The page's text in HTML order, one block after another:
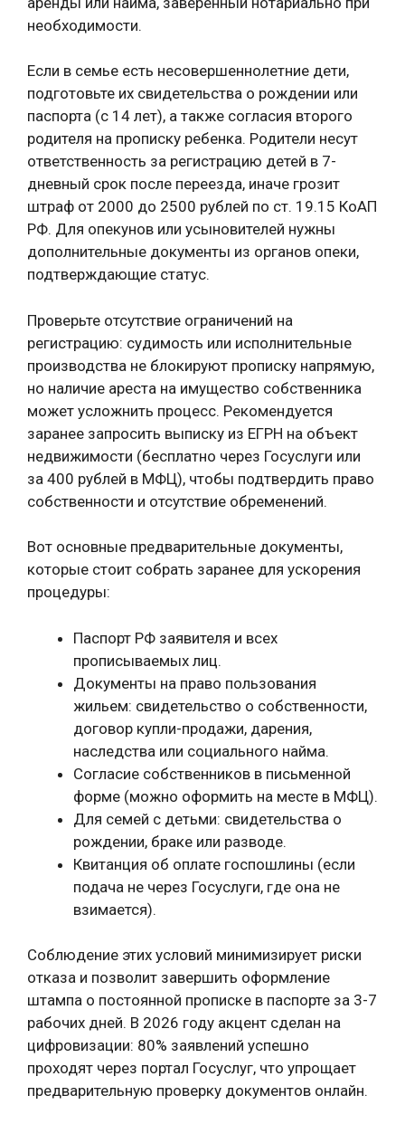
необходимости.
Если в семье есть несовершеннолетние дети,
подготовьте их свидетельства о рождении или
паспорта (с 14 лет), а также согласия второго
родителя на прописку ребенка. Родители несут
ответственность за регистрацию детей в 7-
дневный срок после переезда, иначе грозит
штраф от 2000 до 2500 рублей по ст. 19.15 КоАП
РФ. Для опекунов или усыновителей нужны
дополнительные документы из органов опеки,
подтверждающие статус.
Проверьте отсутствие ограничений на
регистрацию: судимость или исполнительные
производства не блокируют прописку напрямую,
но наличие ареста на имущество собственника
может усложнить процесс. Рекомендуется
заранее запросить выписку из ЕГРН на объект
недвижимости (бесплатно через Госуслуги или
за 400 рублей в МФЦ), чтобы подтвердить право
собственности и отсутствие обременений.
Вот основные предварительные документы,
которые стоит собрать заранее для ускорения
процедуры:
Паспорт РФ заявителя и всех
прописываемых лиц.
Документы на право пользования
жильем: свидетельство о собственности,
договор купли-продажи, дарения,
наследства или социального найма.
Согласие собственников в письменной
форме (можно оформить на месте в МФЦ).
Для семей с детьми: свидетельства о
рождении, браке или разводе.
Квитанция об оплате госпошлины (если
подача не через Госуслуги, где она не
взимается).
Соблюдение этих условий минимизирует риски
отказа и позволит завершить оформление
штампа о постоянной прописке в паспорте за 3-7
рабочих дней. В 2026 году акцент сделан на
цифровизации: 80% заявлений успешно
проходят через портал Госуслуг, что упрощает
предварительную проверку документов онлайн.